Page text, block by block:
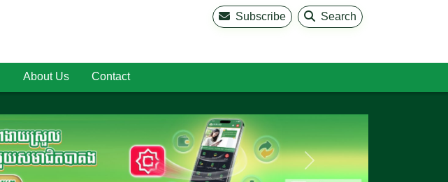
Subscribe Search
About Us Contact